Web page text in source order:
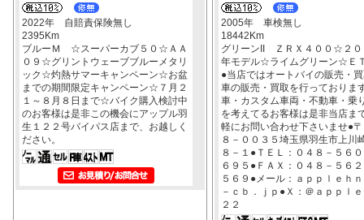
2022年 自賠責保険無し
2395Km
ブルーＭ ☆スーパーカブ５０☆ＡＡ
０９☆グリントウェーブブルーメタリ
ック☆灼熱サマーキャンペーン☆お盆
までの期間限定キャンペーン☆７月２
１～８月８日まで☆バイク購入検討中
のお客様は是非この機会にアップル羽
生１２２号バイパス店まで、お越しく
ださい。
2005年 車検無し
18442Km
グリーンII ＺＲＸ４００☆２０
年モデル☆ライムグリーン☆Ｅ
●当店ではオートバイの販売・
車の販売・買取を行っておりま
車・カスタム車両・不動車・乗
を考えてるお客様は是非当店ま
軽にお問い合わせ下さいませ●
８－００３５埼玉県羽生市上川
８－１●ＴＥＬ：０４８－５６
６９５●ＦＡＸ：０４８－５６
５６９●メール：ａｐｐｌｅｈ
－ｃｂ．ｊｐ●Ｘ：＠ａｐｐｌ
２２